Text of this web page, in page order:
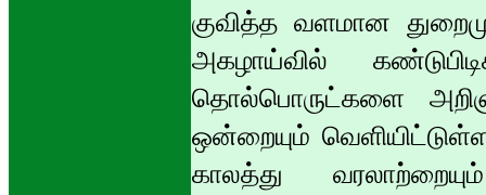
குவித்த வளமான
அகழாய்வில்
தொல்பொருட்களை
ஒன்றையும்
காலத்து